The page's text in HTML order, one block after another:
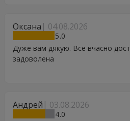
Оксана 04.08.2026
5
Дуже вам дякую. Все вчасно
задоволена
Андрей 03.08.2026
4